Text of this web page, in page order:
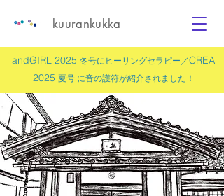
andGIRL 2025 冬号にヒーリングセラピー／CREA
2025 夏号 に音の護符が紹介されました！
kuurankukka